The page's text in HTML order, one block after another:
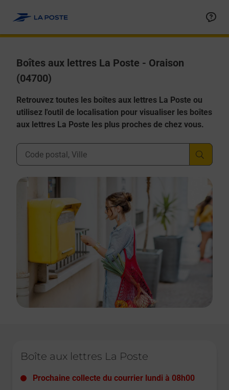
Boîtes aux lettres La Poste - Oraison
(04700)
Retrouvez toutes les boîtes aux lettres La Poste ou
utilisez l'outil de localisation pour visualiser les boîtes
aux lettres La Poste les plus proches de chez vous.
Ville, Département, Code Postal
Boîte aux lettres La Poste
Prochaine collecte du courrier lundi à 08h00